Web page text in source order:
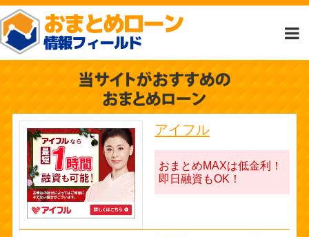
アイフル
おまとめMAXは低金利！
即日融資もOK！